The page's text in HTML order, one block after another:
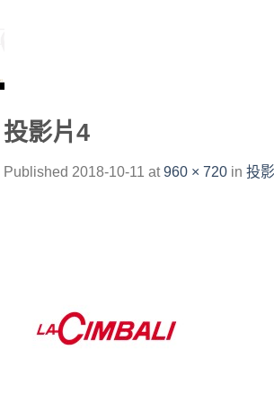
投影片4
Published 2018-10-11 at960 × 720 in 投